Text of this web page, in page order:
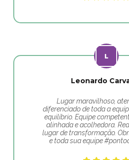
Leonardo
Lugar maravilhoso,
diferenciado de toda a
equilíbrio. Equipe
alinhada e acolhedora.
lugar de transformação.
e toda sua equipe